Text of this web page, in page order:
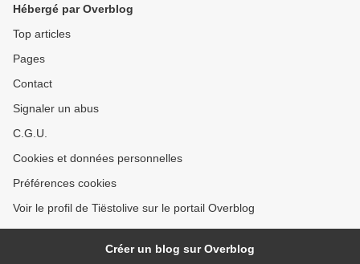
Hébergé par Overblog
Top articles
Pages
Contact
Signaler un abus
C.G.U.
Cookies et données personnelles
Préférences cookies
Voir le profil de Tiëstolive sur le portail Overblog
Créer un blog sur Overblog